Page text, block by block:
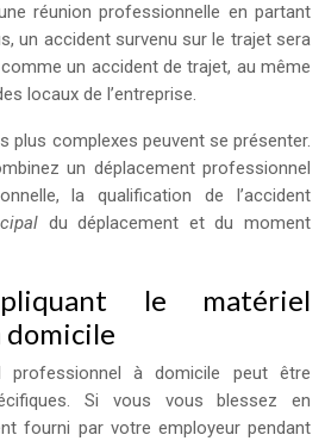
réunion professionnelle en partant
un accident survenu sur le trajet sera
un accident de trajet, au même
locaux de l’entreprise.
plus complexes peuvent se présenter.
un déplacement professionnel
la qualification de l’accident
du déplacement et du moment
le matériel
domicile
professionnel à domicile peut être
Si vous vous blessez en
fourni par votre employeur pendant